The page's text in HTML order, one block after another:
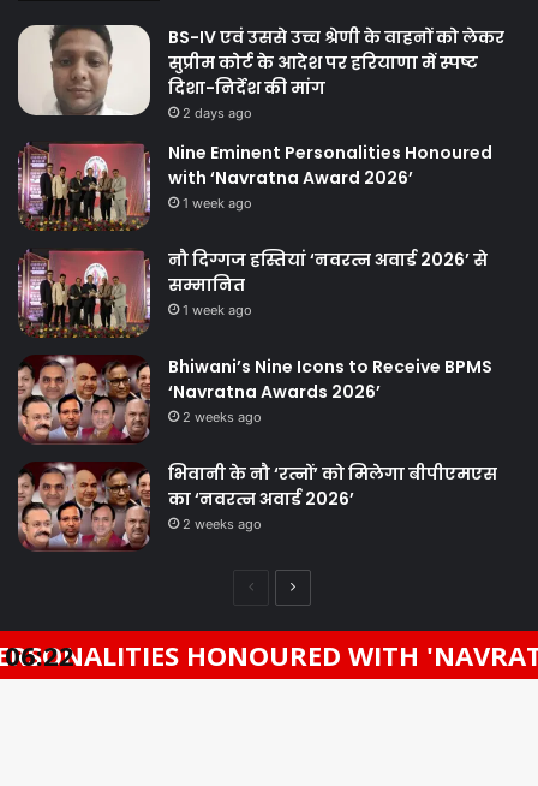
BS-IV एवं उससे उच्च श्रेणी के वाहनों को लेकर
सुप्रीम कोर्ट के आदेश पर हरियाणा में स्पष्ट
दिशा-निर्देश की मांग
2 days ago
Nine Eminent Personalities Honoured
with ‘Navratna Award 2026’
1 week ago
नौ दिग्गज हस्तियां ‘नवरत्न अवार्ड 2026’ से
सम्मानित
1 week ago
Bhiwani’s Nine Icons to Receive BPMS
‘Navratna Awards 2026’
2 weeks ago
भिवानी के नौ ‘रत्नों’ को मिलेगा बीपीएमएस
का ‘नवरत्न अवार्ड 2026’
2 weeks ago
PreviousNext
Facebook Twitter WhatsApp Telegram
HONOURED WITH 'NAVRATNA
06:22